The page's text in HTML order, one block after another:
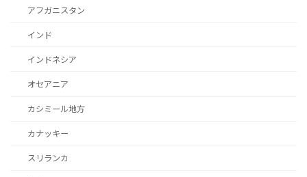
アフガニスタン
インド
インドネシア
オセアニア
カシミール地方
カナッキー
スリランカ